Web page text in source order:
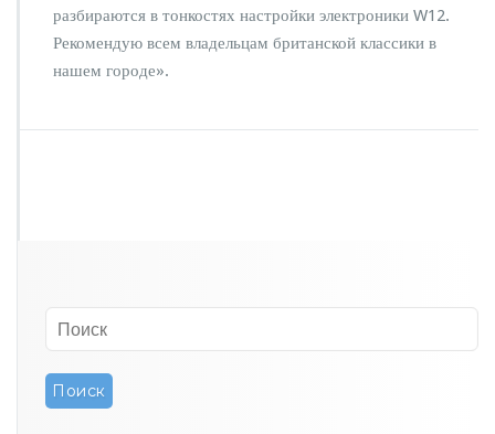
разбираются в тонкостях настройки электроники W12.
Рекомендую всем владельцам британской классики в
нашем городе».